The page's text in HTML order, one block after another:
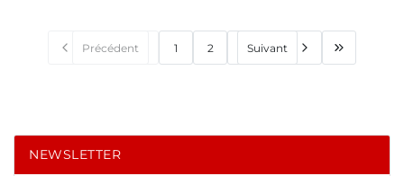
Précédent 1 2 Suivant
NEWSLETTER